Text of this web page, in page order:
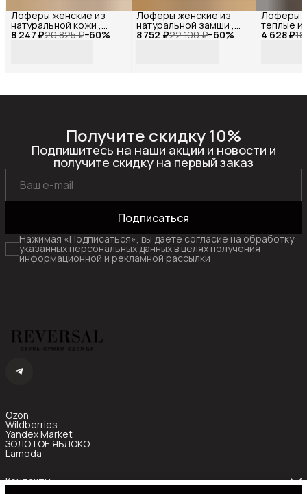
8 247 ₽20 825 ₽−60%
Лоферы женские из
натуральной кожи ,
Reversal, 8 752 ₽22 100 ₽−60%
Лоферы женские из
натуральной замши ,
Reversal, 4 628 ₽
Лоферы
теплые
замши
Получите скидку 10%
Подпишитесь на наши акции и новости и
получите скидку на первый заказ
Подписаться
Нажимая «Подписаться», вы даете согласие на обработку
указанных персональных данных в целях получения
информационной и рекламной рассылки
Ozon
Wildberries
Yandex Market
ЗОЛОТОЕ ЯБЛОКО
Lamoda
Контакты